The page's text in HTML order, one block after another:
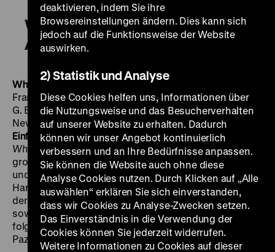
Why We Fight: War Comes to
America
Why We Fight: War Comes to America
Frank Capra, Anatole Litvak, B: Julius J. Epstein, Philip
G. Epstein, Emma Lazarus, Anthony Veiller, M: Alfred
Newman, 65'·16 mm, OF DO 05.01. um 20 Uhr ·
Einführung: Fabian TietkeSiebter und letzter Teil der
Why We Fight-Reihe: Capra und Litvak schlagen einen
großen Bogen, der die Geschichte der USA umfasst
und schließlich den japanischen Überfall auf Pearl
Harbor thematisiert. Auf eine idealisierte Geschichte
der ersten Siedler und der amerikanischen Revolution
sowie eine Beschwörung der Diversität des Landes
folgt ein kurzer Abriss, der die Vorgeschichte des
Pazifikkriegs aus amerikanischer Sicht darstellt. (ft)
deaktivieren, indem Sie ihre
Browsereinstellungen ändern. Dies kann sich
jedoch auf die Funktionsweise der Website
auswirken.
2) Statistik und Analyse
Diese Cookies helfen uns, Informationen über
die Nutzungsweise und das Besucherverhalten
auf unserer Website zu erhalten. Dadurch
können wir unser Angebot kontinuierlich
verbessern und an Ihre Bedürfnisse anpassen.
Sie können die Website auch ohne diese
Analyse Cookies nutzen. Durch Klicken auf „Alle
auswählen“ erklären Sie sich einverstanden,
dass wir Cookies zu Analyse-Zwecken setzen.
Das Einverständnis in die Verwendung der
Cookies können Sie jederzeit widerrufen.
Weitere Informationen zu Cookies auf dieser